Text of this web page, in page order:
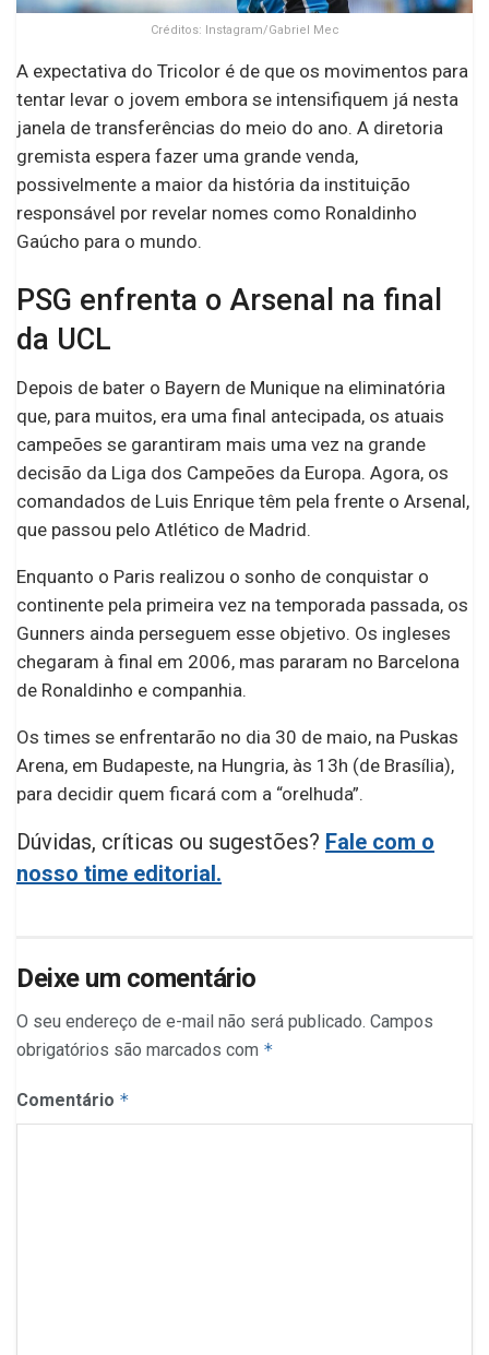
Créditos: Instagram/Gabriel Mec
A expectativa do Tricolor é de que os movimentos para
tentar levar o jovem embora se intensifiquem já nesta
janela de transferências do meio do ano. A diretoria
gremista espera fazer uma grande venda,
possivelmente a maior da história da instituição
responsável por revelar nomes como Ronaldinho
Gaúcho para o mundo.
PSG enfrenta o Arsenal na final
da UCL
Depois de bater o Bayern de Munique na eliminatória
que, para muitos, era uma final antecipada, os atuais
campeões se garantiram mais uma vez na grande
decisão da Liga dos Campeões da Europa. Agora, os
comandados de Luis Enrique têm pela frente o Arsenal,
que passou pelo Atlético de Madrid.
Enquanto o Paris realizou o sonho de conquistar o
continente pela primeira vez na temporada passada, os
Gunners ainda perseguem esse objetivo. Os ingleses
chegaram à final em 2006, mas pararam no Barcelona
de Ronaldinho e companhia.
Os times se enfrentarão no dia 30 de maio, na Puskas
Arena, em Budapeste, na Hungria, às 13h (de Brasília),
para decidir quem ficará com a “orelhuda”.
Dúvidas, críticas ou sugestões? Fale com o
nosso time editorial.
Deixe um comentário
O seu endereço de e-mail não será publicado. Campos
obrigatórios são marcados com *
Comentário *